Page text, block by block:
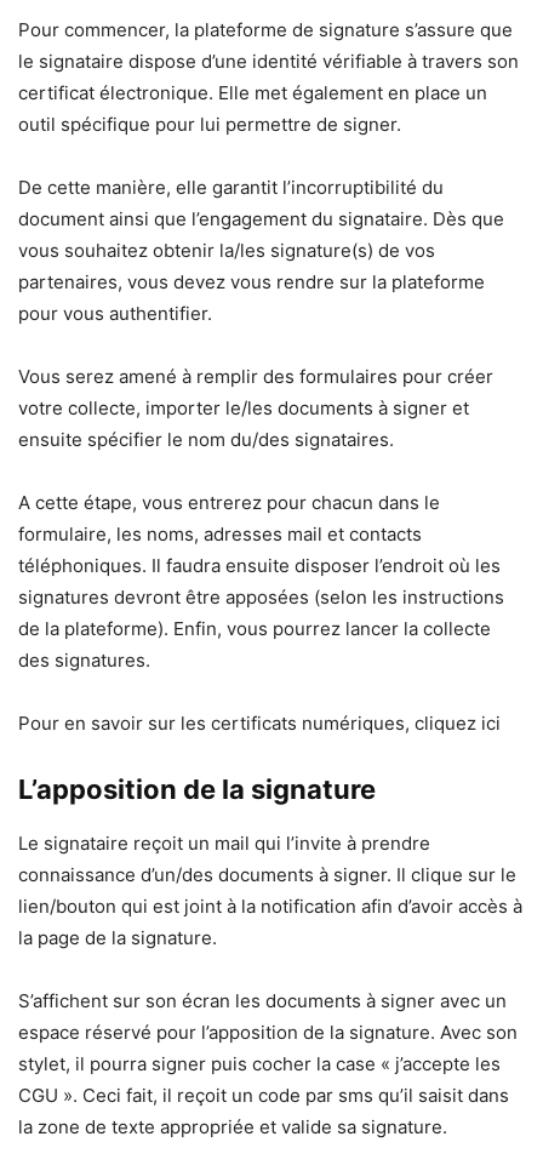
Pour commencer, la plateforme de signature s’assure que
le signataire dispose d’une identité vérifiable à travers son
certificat électronique. Elle met également en place un
outil spécifique pour lui permettre de signer.
De cette manière, elle garantit l’incorruptibilité du
document ainsi que l’engagement du signataire. Dès que
vous souhaitez obtenir la/les signature(s) de vos
partenaires, vous devez vous rendre sur la plateforme
pour vous authentifier.
Vous serez amené à remplir des formulaires pour créer
votre collecte, importer le/les documents à signer et
ensuite spécifier le nom du/des signataires.
A cette étape, vous entrerez pour chacun dans le
formulaire, les noms, adresses mail et contacts
téléphoniques. Il faudra ensuite disposer l’endroit où les
signatures devront être apposées (selon les instructions
de la plateforme). Enfin, vous pourrez lancer la collecte
des signatures.
Pour en savoir sur les certificats numériques, cliquez ici
L’apposition de la signature
Le signataire reçoit un mail qui l’invite à prendre
connaissance d’un/des documents à signer. Il clique sur le
lien/bouton qui est joint à la notification afin d’avoir accès à
la page de la signature.
S’affichent sur son écran les documents à signer avec un
espace réservé pour l’apposition de la signature. Avec son
stylet, il pourra signer puis cocher la case « j’accepte les
CGU ». Ceci fait, il reçoit un code par sms qu’il saisit dans
la zone de texte appropriée et valide sa signature.